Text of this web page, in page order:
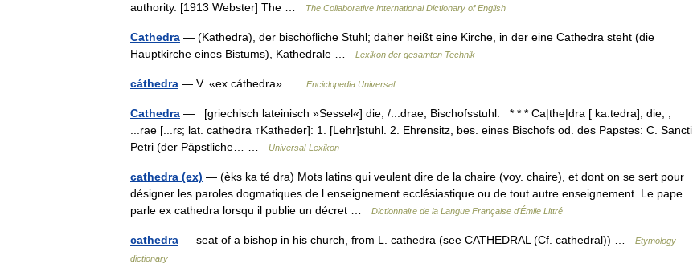
authority. [1913 Webster] The …
The Collaborative International Dictionary of English
Cathedra — (Kathedra), der bischöfliche Stuhl; daher heißt eine Kirche, in der eine Cathedra steht (die
Hauptkirche eines Bistums), Kathedrale …
Lexikon der gesamten Technik
cáthedra — V. «ex cáthedra» … Enciclopedia Universal
Cathedra — [griechisch lateinisch »Sessel«] die, /...drae, Bischofsstuhl. * * * Ca|the|dra [ ka:tedra], die; ,
...rae [...rɛ; lat. cathedra ↑Katheder]: 1. [Lehr]stuhl. 2. Ehrensitz, bes. eines Bischofs od. des Papstes: C. Sancti
Petri (der Päpstliche… …
Universal-Lexikon
cathedra (ex) — (èks ka té dra) Mots latins qui veulent dire de la chaire (voy. chaire), et dont on se sert pour
désigner les paroles dogmatiques de l enseignement ecclésiastique ou de tout autre enseignement. Le pape
parle ex cathedra lorsqu il publie un décret …
Dictionnaire de la Langue Française d'Émile Littré
cathedra — seat of a bishop in his church, from L. cathedra (see CATHEDRAL (Cf. cathedral)) …
Etymology
dictionary